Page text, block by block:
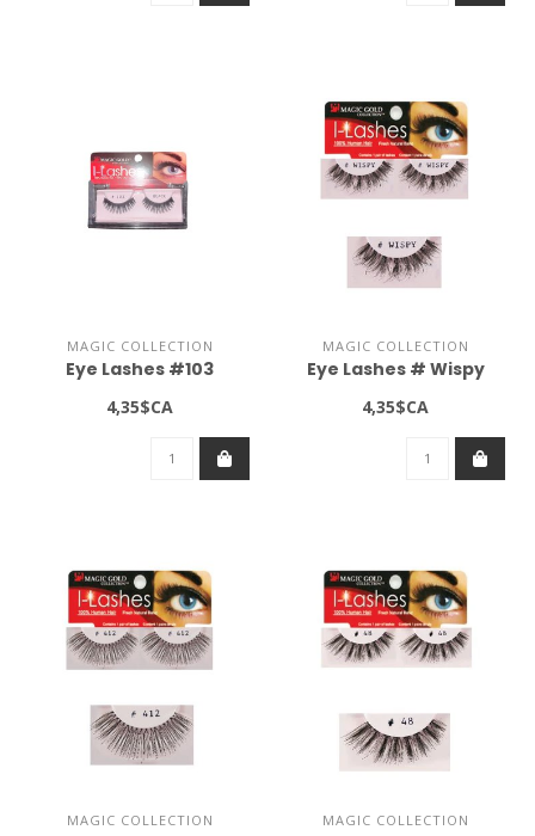
MAGIC COLLECTION
Eye Lashes #103
4,35$CA
MAGIC COLLECTION
Eye Lashes # Wispy
4,35$CA
MAGIC COLLECTION MAGIC COLLECTION